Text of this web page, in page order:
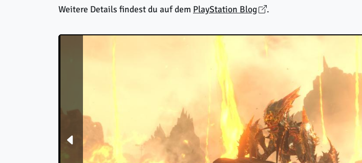
Weitere Details findest du auf dem PlayStation Blog .